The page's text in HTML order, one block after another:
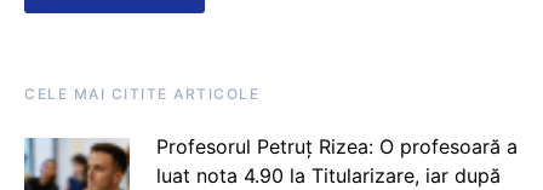
CELE MAI CITITE ARTICOLE
Profesorul Petruț Rizea: O profesoară a
luat nota 4.90 la Titularizare, iar după